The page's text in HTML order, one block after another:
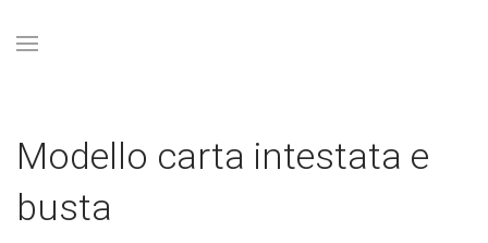
Modello carta intestata e
busta